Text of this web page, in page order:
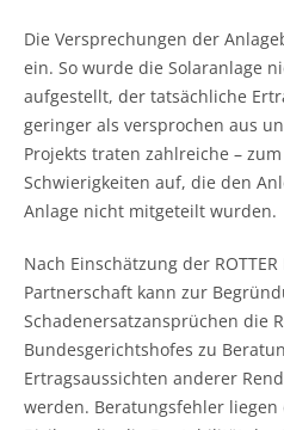
Die Versprechungen der
ein. So wurde die Solaranlage
aufgestellt, der tatsächliche
geringer als versprochen aus
Projekts traten zahlreiche –
Schwierigkeiten auf, die den
Anlage nicht mitgeteilt wurden.
Nach Einschätzung der ROTTER
Partnerschaft kann zur
Schadenersatzansprüchen die
Bundesgerichtshofes zu
Ertragsaussichten anderer
werden. Beratungsfehler